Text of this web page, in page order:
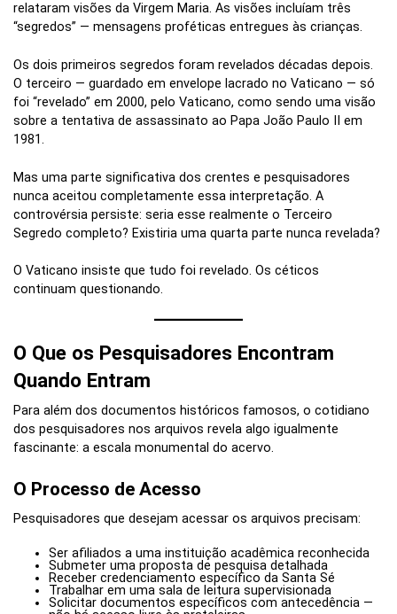
relataram visões da Virgem Maria. As visões incluíam três
“segredos” — mensagens proféticas entregues às crianças.
Os dois primeiros segredos foram revelados décadas depois.
O terceiro — guardado em envelope lacrado no Vaticano — só
foi “revelado” em 2000, pelo Vaticano, como sendo uma visão
sobre a tentativa de assassinato ao Papa João Paulo II em
1981.
Mas uma parte significativa dos crentes e pesquisadores
nunca aceitou completamente essa interpretação. A
controvérsia persiste: seria esse realmente o Terceiro
Segredo completo? Existiria uma quarta parte nunca revelada?
O Vaticano insiste que tudo foi revelado. Os céticos
continuam questionando.
O Que os Pesquisadores Encontram
Quando Entram
Para além dos documentos históricos famosos, o cotidiano
dos pesquisadores nos arquivos revela algo igualmente
fascinante: a escala monumental do acervo.
O Processo de Acesso
Pesquisadores que desejam acessar os arquivos precisam:
Ser afiliados a uma instituição acadêmica reconhecida
Submeter uma proposta de pesquisa detalhada
Receber credenciamento específico da Santa Sé
Trabalhar em uma sala de leitura supervisionada
Solicitar documentos específicos com antecedência —